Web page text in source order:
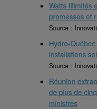
Watts Illimités
promesses et
Source :
Hydro-
installations
Source :
Réunion
de plus de
ministres